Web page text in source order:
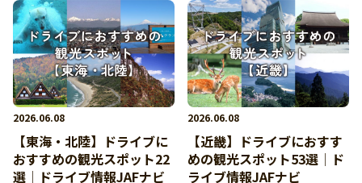
2026.06.08
【東海・北陸】ドライブに
おすすめの観光スポット22
選│ドライブ情報JAFナビ
2026.06.08
【近畿】ドライブにおすす
めの観光スポット53選│ド
ライブ情報JAFナビ